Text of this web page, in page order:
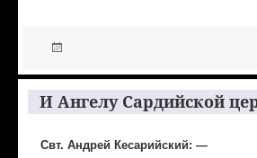
И Ангелу Сардийской
Свт. Андрей Кесарийский: —